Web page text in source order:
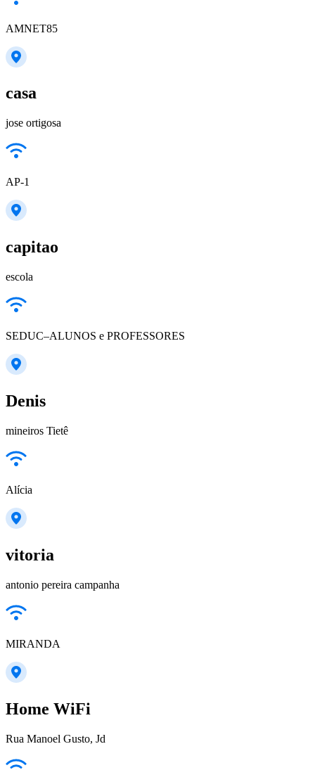
AMNET85
casa
jose ortigosa
AP-1
capitao
escola
SEDUC–ALUNOS e PROFESSORES
Denis
mineiros Tietê
Alícia
vitoria
antonio pereira campanha
MIRANDA
Home WiFi
Rua Manoel Gusto, Jd